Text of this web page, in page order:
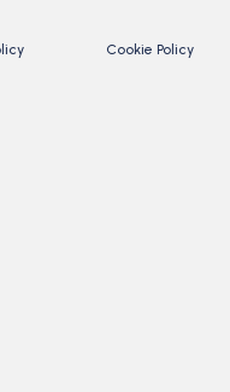
Cookie Policy